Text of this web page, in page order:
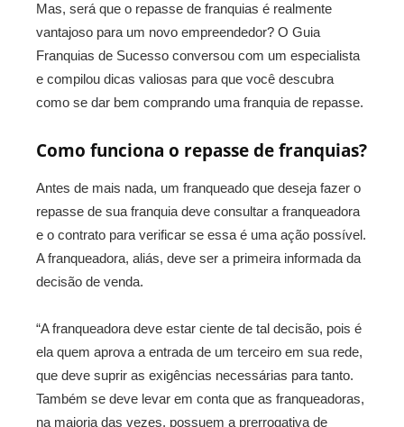
Mas, será que o repasse de franquias é realmente
vantajoso para um novo empreendedor? O Guia
Franquias de Sucesso conversou com um especialista
e compilou dicas valiosas para que você descubra
como se dar bem comprando uma franquia de repasse.
Como funciona o repasse de franquias?
Antes de mais nada, um franqueado que deseja fazer o
repasse de sua franquia deve consultar a franqueadora
e o contrato para verificar se essa é uma ação possível.
A franqueadora, aliás, deve ser a primeira informada da
decisão de venda.
“A franqueadora deve estar ciente de tal decisão, pois é
ela quem aprova a entrada de um terceiro em sua rede,
que deve suprir as exigências necessárias para tanto.
Também se deve levar em conta que as franqueadoras,
na maioria das vezes, possuem a prerrogativa de